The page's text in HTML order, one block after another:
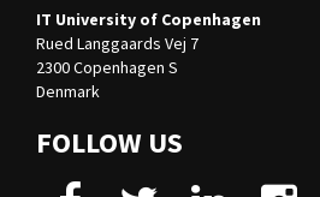
IT University of Copenhagen
Rued Langgaards Vej 7
2300 Copenhagen S
Denmark
FOLLOW US